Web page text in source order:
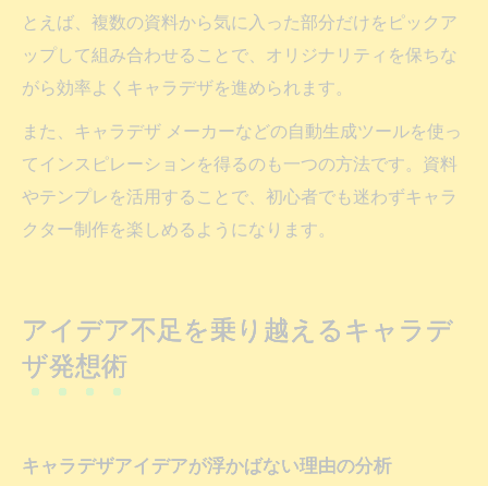
とえば、複数の資料から気に入った部分だけをピックア
ップして組み合わせることで、オリジナリティを保ちな
がら効率よくキャラデザを進められます。
また、キャラデザ メーカーなどの自動生成ツールを使っ
てインスピレーションを得るのも一つの方法です。資料
やテンプレを活用することで、初心者でも迷わずキャラ
クター制作を楽しめるようになります。
アイデア不足を乗り越えるキャラデ
ザ発想術
キャラデザアイデアが浮かばない理由の分析